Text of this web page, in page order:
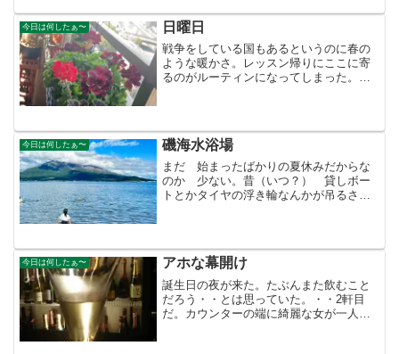
ば 親父の時も個室だった...
今日は何したぁ〜 日曜日
戦争をしている国もあるというのに春の
ような暖かさ。レッスン帰りにここに寄
るのがルーティンになってしまった。さ
す。帰りに蜂楽饅頭にもよ...
今日は何したぁ〜 磯海水浴場
まだ 始まったばかりの夏休みだからな
のか 少ない。昔（いつ？） 貸しボー
トとかタイヤの浮き輪なんかが吊るされ
生もいない。夏休み？みん...
今日は何したぁ〜 アホな幕開け
誕生日の夜が来た。たぶんまた飲むこと
だろう・・とは思っていた。・・2軒目
だ。カウンターの端に綺麗な女が一人呑